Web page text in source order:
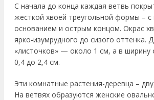
С начала до конца каждая ветвь
жесткой хвоей треугольной формы –
основанием и острым концом. Окрас
ярко-изумрудного до сизого оттенка.
«листочков» — около 1 см, а в ширину
0,4 до 2,4 см.
Эти комнатные растения-деревца –
На ветвях образуются женские